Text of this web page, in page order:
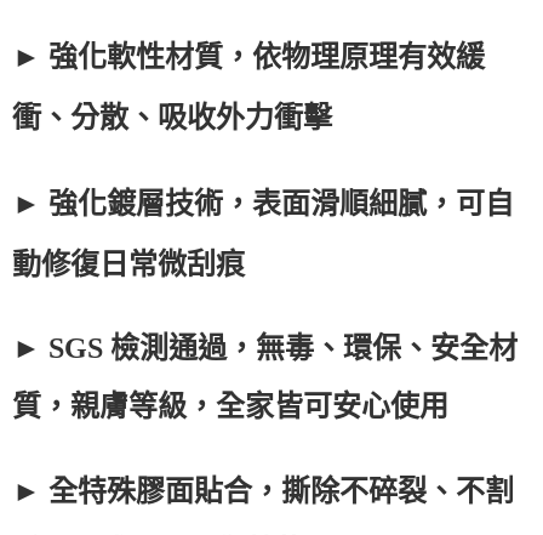
► 強化軟性材質，依物理原理有效緩
衝、分散、吸收外力衝擊
► 強化鍍層技術，表面滑順細膩，可自
動修復日常微刮痕
► SGS 檢測通過，無毒、環保、安全材
質，親膚等級，全家皆可安心使用
► 全特殊膠面貼合，撕除不碎裂、不割